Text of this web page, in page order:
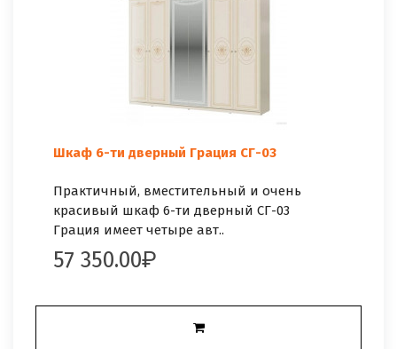
Шкаф 6-ти дверный Грация СГ-03
Практичный, вместительный и очень
красивый шкаф 6-ти дверный СГ-03
Грация имеет четыре авт..
57 350.00